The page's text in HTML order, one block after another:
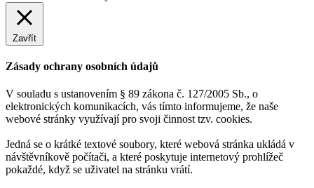
Zavřít
Zásady ochrany osobních údajů
V souladu s ustanovením § 89 zákona č. 127/2005 Sb., o
elektronických komunikacích, vás tímto informujeme, že naše
webové stránky využívají pro svoji činnost tzv. cookies.
Jedná se o krátké textové soubory, které webová stránka ukládá v
návštěvníkově počítači, a které poskytuje internetový prohlížeč
pokaždé, když se uživatel na stránku vrátí.